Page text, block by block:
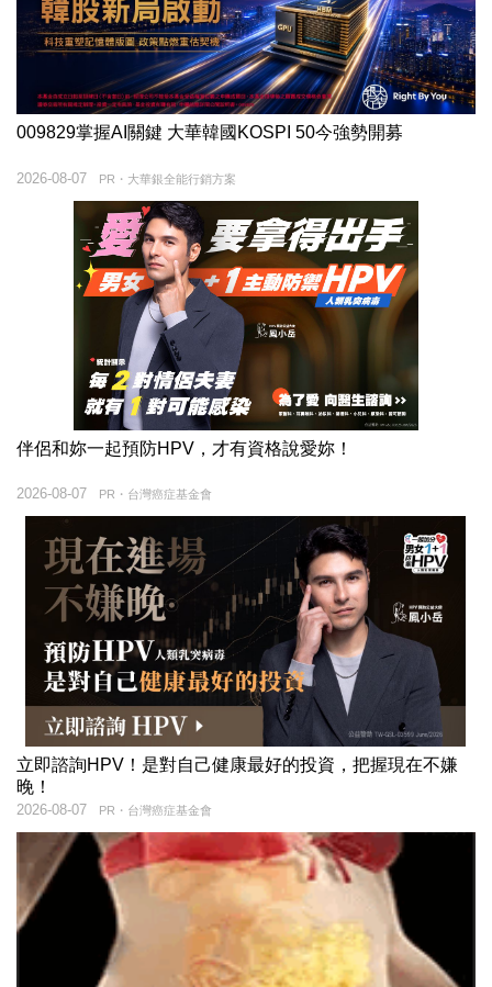
009829掌握AI關鍵 大華韓國KOSPI 50今強勢開募
PR・大華銀全能行銷方案
2026-08-07
伴侶和妳一起預防HPV，才有資格說愛妳！
PR・台灣癌症基金會
2026-08-07
立即諮詢HPV！是對自己健康最好的投資，把握現在不嫌
晚！
PR・台灣癌症基金會
2026-08-07